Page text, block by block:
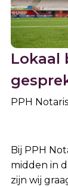
Lokaal
PPH
Bij PPH
midden in
zijn wij